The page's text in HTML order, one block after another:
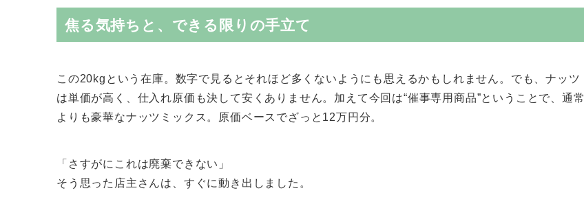
焦る気持ちと、できる限りの手立て
この20kgという在庫。数字で見るとそれほど多くないようにも思えるかもしれません。でも、ナッツ
は単価が高く、仕入れ原価も決して安くありません。加えて今回は“催事専用商品”ということで、通常
よりも豪華なナッツミックス。原価ベースでざっと12万円分。
「さすがにこれは廃棄できない」
そう思った店主さんは、すぐに動き出しました。